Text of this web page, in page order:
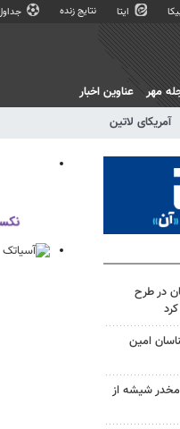
ایتا نتایج زنده
آمریکای لاتین
مهر عناوین اخبار
در طرح
امین
ماده مخدر شیشه از